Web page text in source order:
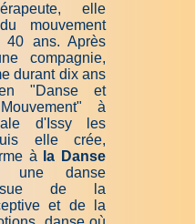
elle
mouvement
ans. Après
compagnie,
durant dix ans
"Danse et
à
d'Is­sy les
elle crée,
à la Danse
une danse
de la
et de la